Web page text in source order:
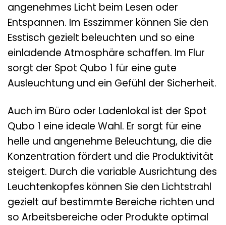
angenehmes Licht beim Lesen oder
Entspannen. Im Esszimmer können Sie den
Esstisch gezielt beleuchten und so eine
einladende Atmosphäre schaffen. Im Flur
sorgt der Spot Qubo 1 für eine gute
Ausleuchtung und ein Gefühl der Sicherheit.
Auch im Büro oder Ladenlokal ist der Spot
Qubo 1 eine ideale Wahl. Er sorgt für eine
helle und angenehme Beleuchtung, die die
Konzentration fördert und die Produktivität
steigert. Durch die variable Ausrichtung des
Leuchtenkopfes können Sie den Lichtstrahl
gezielt auf bestimmte Bereiche richten und
so Arbeitsbereiche oder Produkte optimal